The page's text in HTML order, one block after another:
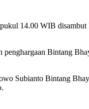
14.00 WIB
Bintang
Subianto Bintang